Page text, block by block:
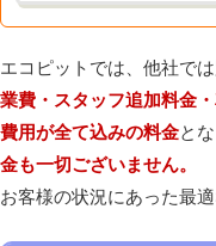
エコピットでは、他社で
業費・スタッフ追加料金
費用が全て込みの料金と
金も一切ございません。
お客様の状況にあった最